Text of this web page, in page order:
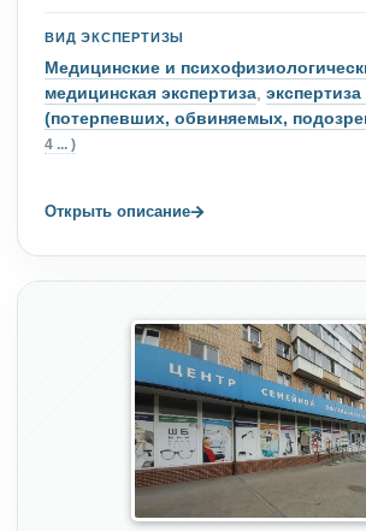
ВИД ЭКСПЕРТИЗЫ
Медицинские и
медицинская экспертиза,
(потерпевших, обвиняемых,
4 ... )
Открыть описание→